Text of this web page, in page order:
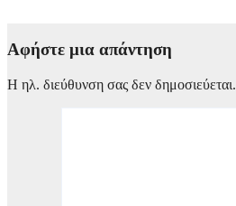
Αφήστε μια απάντηση
Η ηλ. διεύθυνση σας δεν δημοσιεύεται.